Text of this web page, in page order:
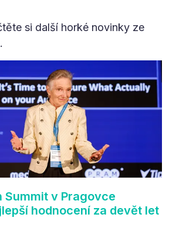
si další horké novinky ze
Summit v Pragovce
hodnocení za devět let